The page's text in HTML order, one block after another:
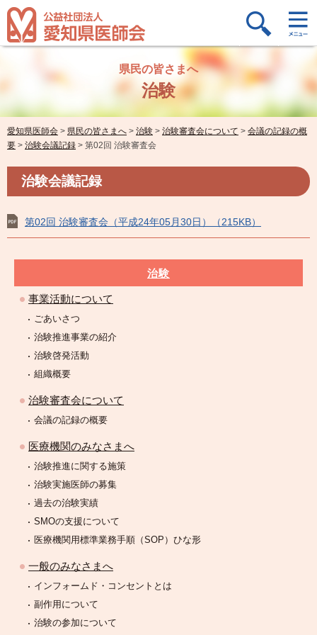
県民の皆さまへ
治験
愛知県医師会 > 県民の皆さまへ > 治験 > 治験審査会について > 会議の記録の概
要 > 治験会議記録 > 第02回 治験審査会
治験会議記録
第02回 治験審査会（平成24年05月30日）（215KB）
治験
事業活動について
ごあいさつ
治験推進事業の紹介
治験啓発活動
組織概要
治験審査会について
会議の記録の概要
医療機関のみなさまへ
治験推進に関する施策
治験実施医師の募集
過去の治験実績
SMOの支援について
医療機関用標準業務手順（SOP）ひな形
一般のみなさまへ
インフォームド・コンセントとは
副作用について
治験の参加について